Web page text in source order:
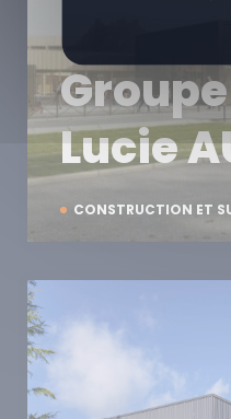
CONSTRUCTION ET
Lucie